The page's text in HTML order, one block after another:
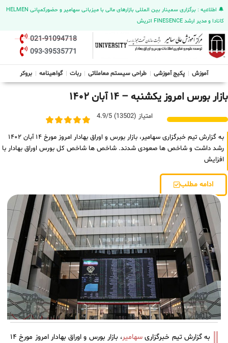
🔔 اطلاعیه : برگزاری سمینار بین المللی بازارهای مالی با میزبانی سهامیر و حضورکمپانی HELMEN
کانادا و مدیر ارشد FINESENCE اتریش
021-91094718
093-39535771
آموزش پکیج آموزشی طراحی سیستم معاملاتی ربات گواهینامه بروکر
بازار بورس امروز یکشنبه – ۱۴ آبان ۱۴۰۲
امتیاز (13502) 4.9/5
به گزارش تیم خبرگزاری سهامیر، بازار بورس و اوراق بهادار امروز مورخ ۱۴ آبان ۱۴۰۲
رشد داشت و شاخص ها صعودی شدند. شاخص ها شاخص کل بورس اوراق بهادار با
افزایش
ادامه مطلب
به گزارش تیم خبرگزاری سهامیر
، بازار بورس و اوراق بهادار امروز مورخ ۱۴